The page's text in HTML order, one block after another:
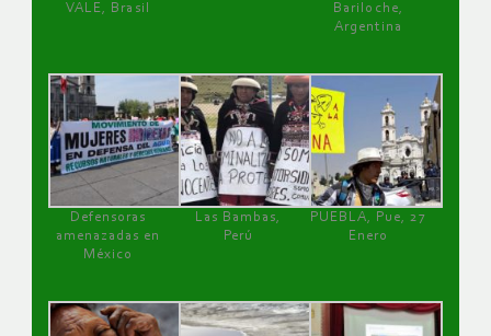
VALE, Brasil
Bariloche,
Argentina
Defensoras
amenazadas en
México
Las Bambas,
Perú
PUEBLA, Pue, 27
Enero